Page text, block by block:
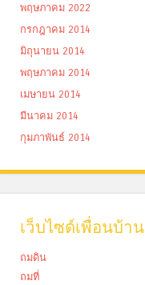
พฤษภาคม 2022
กรกฎาคม 2014
มิถุนายน 2014
พฤษภาคม 2014
เมษายน 2014
มีนาคม 2014
กุมภาพันธ์ 2014
เว็บไซด์เพื่อนบ้าน
ถมดิน
ถมที่